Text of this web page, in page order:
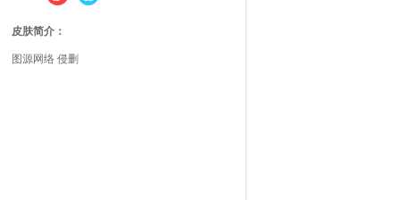
皮肤简介：
图源网络 侵删